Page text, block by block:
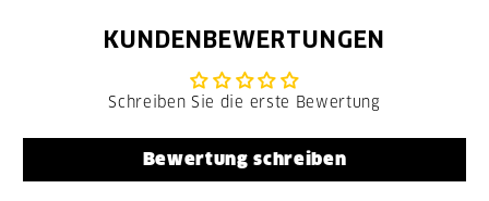
KUNDENBEWERTUNGEN
Schreiben Sie die erste Bewertung
Bewertung schreiben